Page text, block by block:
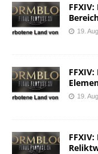
19.
19.